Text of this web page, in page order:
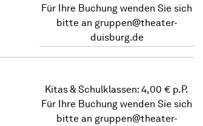
Für Ihre Buchung wenden Sie sich
bitte an gruppen@theater-
duisburg.de
Kitas & Schulklassen: 4,00 € p.P.
Für Ihre Buchung wenden Sie sich
bitte an gruppen@theater-